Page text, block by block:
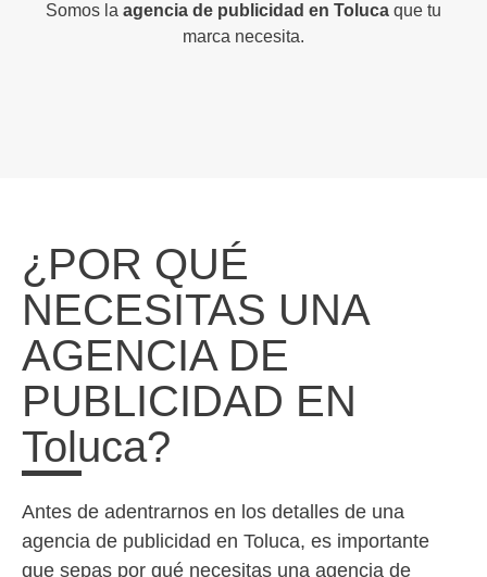
Somos la agencia de publicidad en Toluca que tu
marca necesita.
¿POR QUÉ
NECESITAS UNA
AGENCIA DE
PUBLICIDAD EN
Toluca?
Antes de adentrarnos en los detalles de una
agencia de publicidad en Toluca, es importante
que sepas por qué necesitas una agencia de